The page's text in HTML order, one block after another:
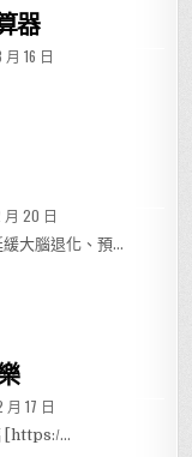
器
16 日
質購買力計算器
20 日
大腦退化、預…
對遊戲
17 日
[https:/…